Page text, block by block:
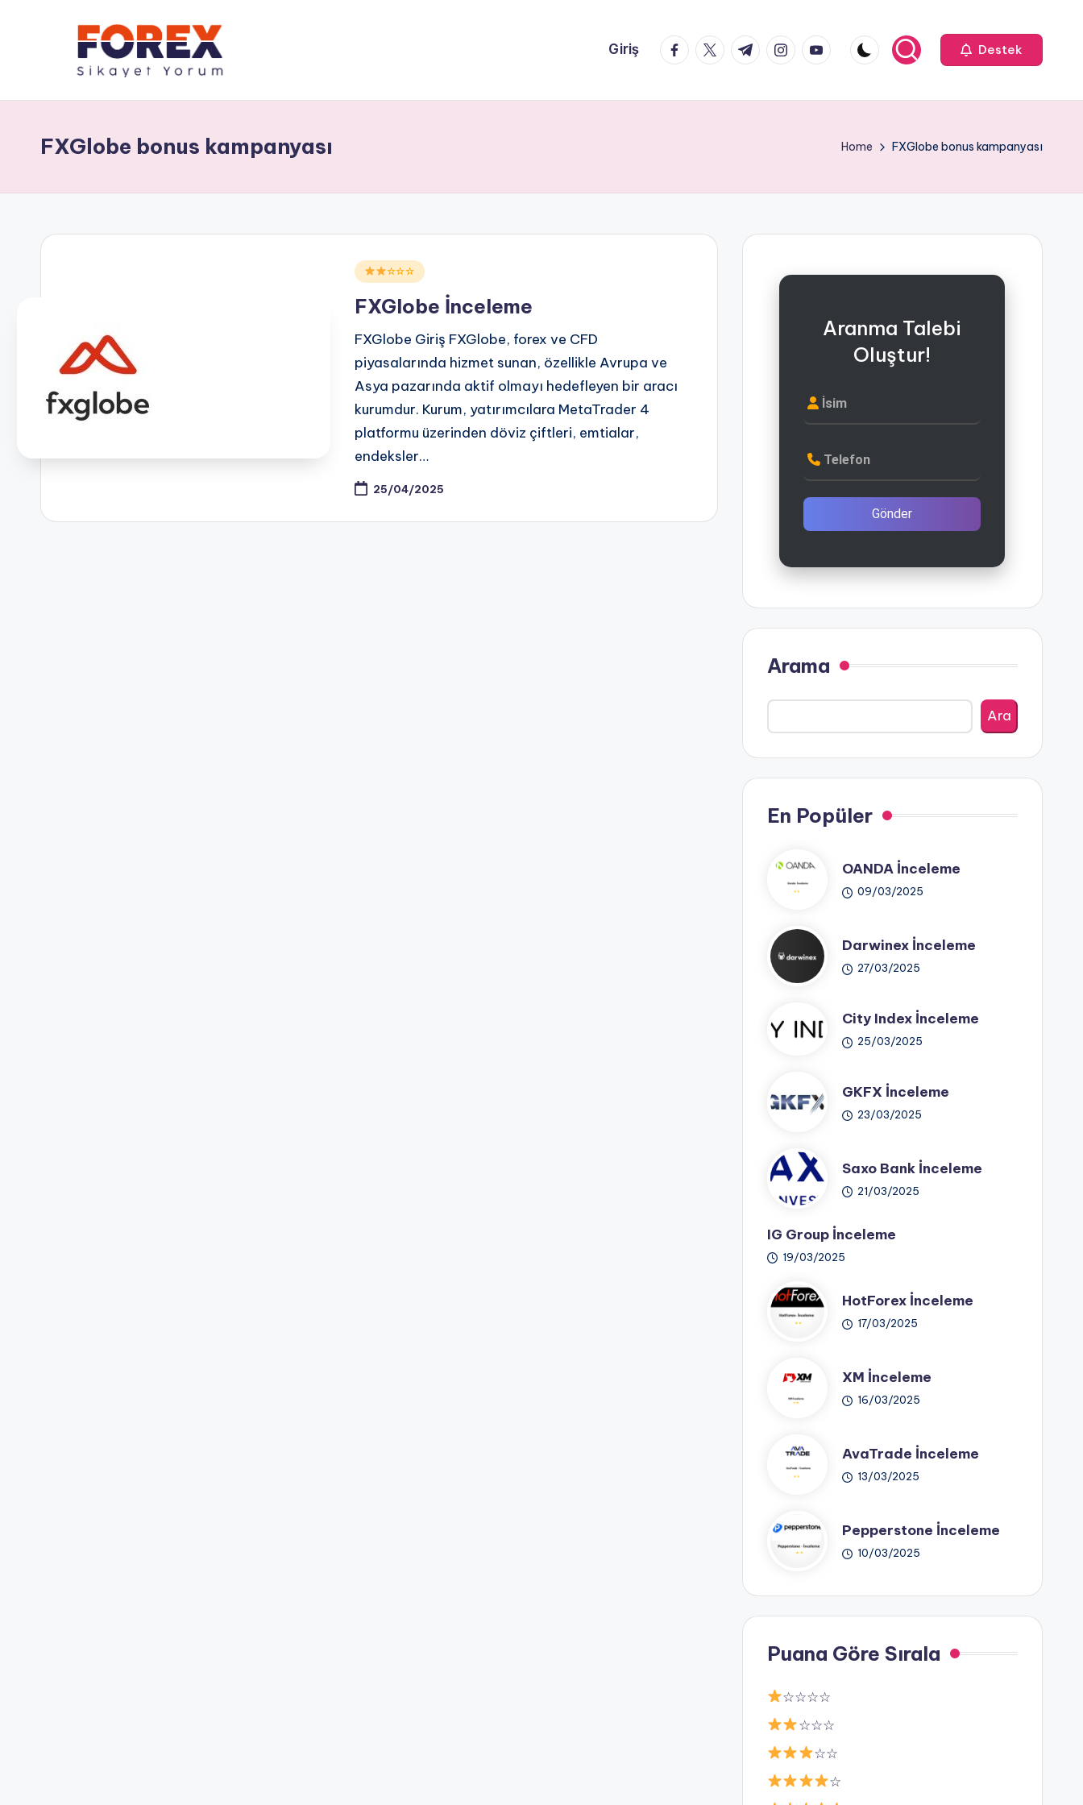
Giriş facebook.com
twitter.com
t.me instagram.com
youtube.com Destek
FXGlobe bonus kampanyası Home FXGlobe bonus kampanyası
Posted☆☆☆
FXGlobe İnceleme
FXGlobe Giriş FXGlobe, forex ve CFD
piyasalarında hizmet sunan, özellikle Avrupa ve
Asya pazarında aktif olmayı hedefleyen bir aracı
kurumdur. Kurum, yatırımcılara MetaTrader 4
platformu üzerinden döviz çiftleri, emtialar,
endeksler…
25/04/2025
Aranma Talebi
Oluştur!
İsim
Telefon
Gönder
Arama
Ara
En Popüler
OANDA İnceleme
09/03/2025
Darwinex İnceleme
27/03/2025
City Index İnceleme
25/03/2025
GKFX İnceleme
23/03/2025
Saxo Bank İnceleme
21/03/2025
IG Group İnceleme
19/03/2025
HotForex İnceleme
17/03/2025
XM İnceleme
16/03/2025
AvaTrade İnceleme
13/03/2025
Pepperstone İnceleme
10/03/2025
Puana Göre Sırala
☆☆☆☆
☆☆☆
☆☆
☆